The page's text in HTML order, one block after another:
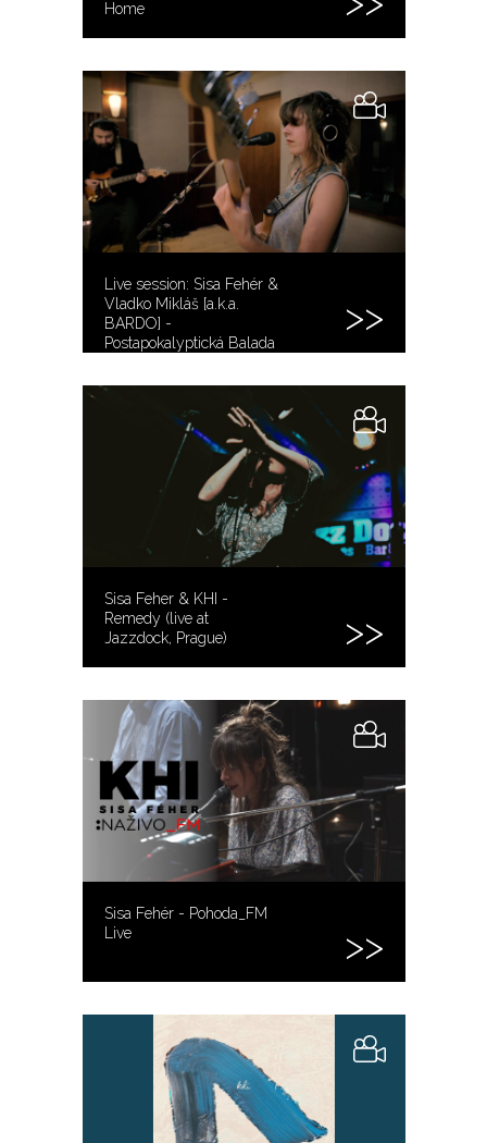
Home
Live session: Sisa Fehér &
Vladko Mikláš [a.k.a.
BARDO] -
Postapokalyptická Balada
Sisa Feher & KHI -
Remedy (live at
Jazzdock, Prague)
Sisa Fehér - Pohoda_FM
Live